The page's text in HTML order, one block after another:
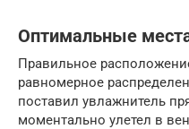
Оптимальные
Правильное
равномерное
поставил увлажнитель
моментально улетел в